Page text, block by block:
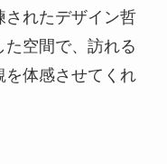
されたデザイン哲
空間で、訪れる
を体感させてくれ